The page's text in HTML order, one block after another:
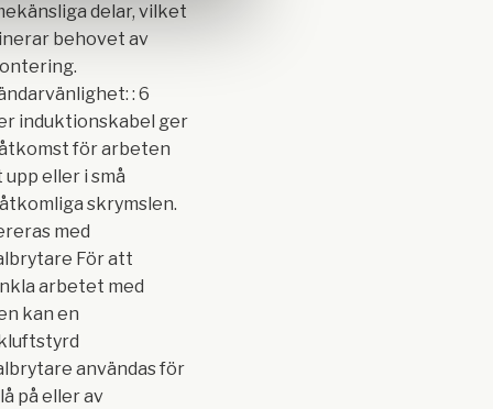
delar, vilket
behovet av
: 6
induktionskabel ger
för arbeten
upp eller i små
skrymslen.
med
För att
arbetet med
kan en
användas för
på eller av